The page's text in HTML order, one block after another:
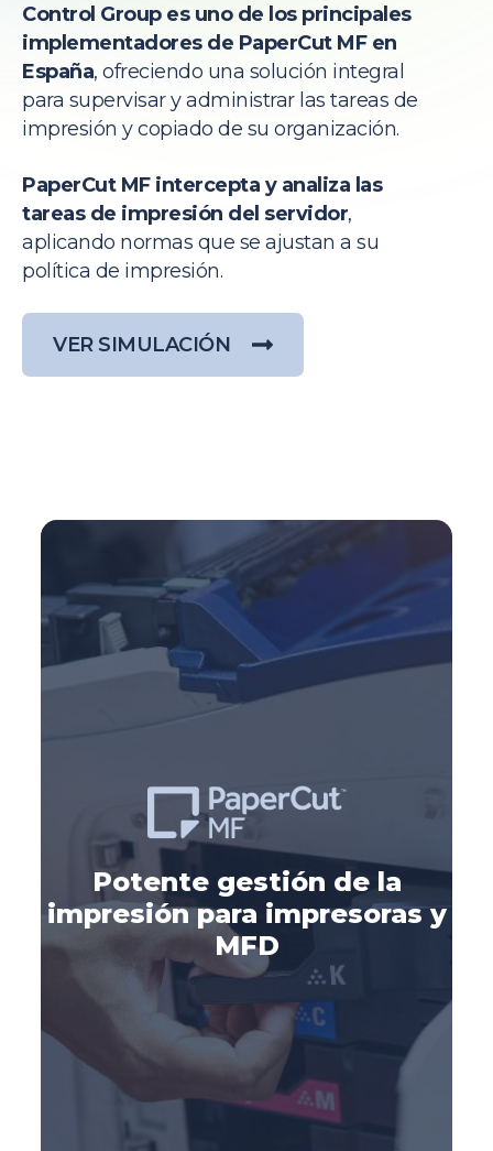
Control Group es uno de los principales
implementadores de PaperCut MF en
España, ofreciendo una solución integral
para supervisar y administrar las tareas de
impresión y copiado de su organización.
PaperCut MF intercepta y analiza las
tareas de impresión del servidor,
aplicando normas que se ajustan a su
política de impresión.
VER SIMULACIÓN
Potente gestión de la
impresión para impresoras y
MFD